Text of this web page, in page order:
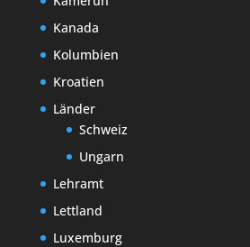
Kanada
Kolumbien
Kroatien
Länder
Schweiz
Ungarn
Lehramt
Lettland
Luxemburg